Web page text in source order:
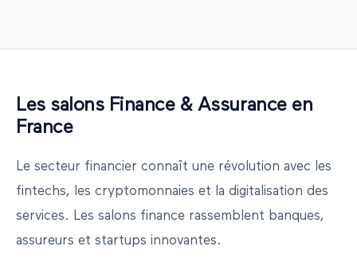
Les salons Finance & Assurance en
France
Le secteur financier connaît une révolution avec les
fintechs, les cryptomonnaies et la digitalisation des
services. Les salons finance rassemblent banques,
assureurs et startups innovantes.